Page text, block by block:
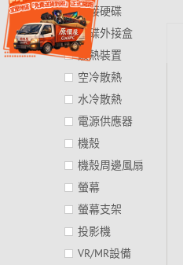
外接硬碟
硬碟外接盒
散熱裝置
空冷散熱
水冷散熱
電源供應器
機殼
機殼周邊風扇
螢幕
螢幕支架
投影機
VR/MR設備